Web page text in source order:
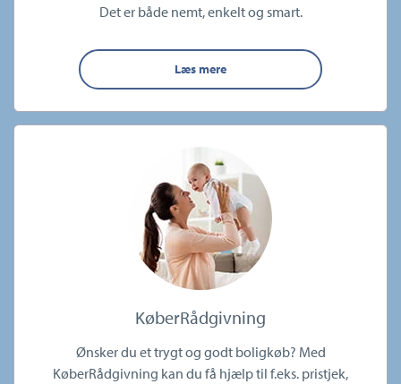
Det er både nemt, enkelt og smart.
Læs mere
KøberRådgivning
Ønsker du et trygt og godt boligkøb? Med
KøberRådgivning kan du få hjælp til f.eks. pristjek,